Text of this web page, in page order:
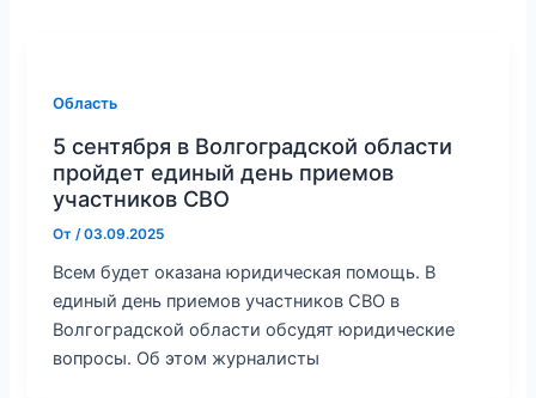
Область
5 сентября в Волгоградской области
пройдет единый день приемов
участников СВО
От /03.09.2025
Всем будет оказана юридическая помощь. В
единый день приемов участников СВО в
Волгоградской области обсудят юридические
вопросы. Об этом журналисты